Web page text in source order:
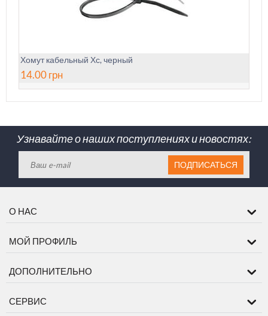
Хомут кабельный Хс, черный
14.00грн
Узнавайте о наших поступлениях и новостях:
ПОДПИСАТЬСЯ
О НАС
МОЙ ПРОФИЛЬ
ДОПОЛНИТЕЛЬНО
СЕРВИС